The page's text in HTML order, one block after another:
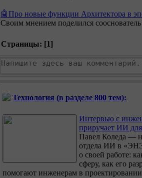
🤖Про новые функции Архитектора в
Своим мнением поделился
Страницы: [1]
Технология (в разделе 800 тем):
Интервью с
приручает ИИ
Павел Коледа —
отдела ИИ в
о своей работе:
сферу, как его
помогают инженерам в